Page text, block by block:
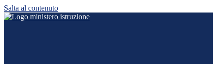
Salta al contenuto